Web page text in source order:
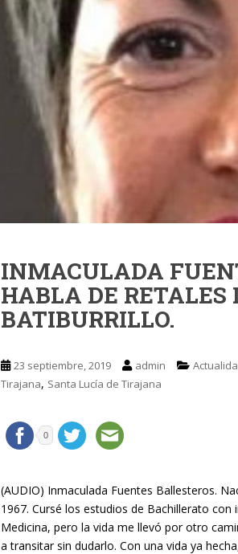
INMACULADA
HABLA DE RETALES
BATIBURRILLO.
23 septiembre, 2019 admin
Tirajana, Santa Lucía de Tirajana
0
(AUDIO) Inmaculada Fuentes Ballesteros.
1967. Cursé los estudios de Bachillerato con
Medicina, pero la vida me llevó por otro
a transitar sin dudarlo. Con una vida ya